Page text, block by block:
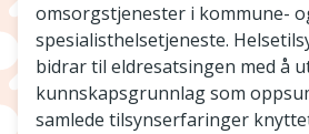
omsorgstjenester i kommune-
spesialisthelsetjeneste.
bidrar til eldresatsingen med å
kunnskapsgrunnlag som
samlede tilsynserfaringer